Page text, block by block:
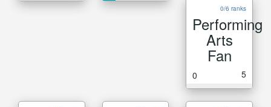
0/6 ranks
Performing
Arts
Fan
0 5